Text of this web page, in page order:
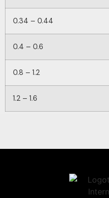
0.34 – 0.44
0.4 – 0.6
0.8 – 1.2
1.2 – 1.6